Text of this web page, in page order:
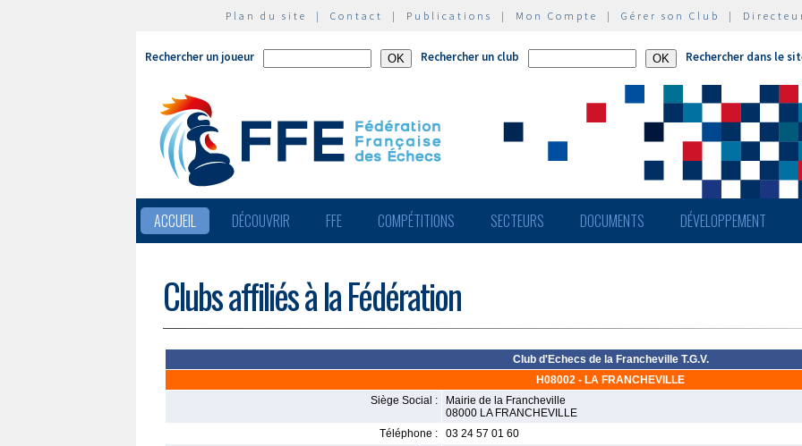
Plan du site | Contact | Publications | Mon Compte | Gérer son Club |
Rechercher un joueur Rechercher un club Rechercher dans le
ACCUEIL DÉCOUVRIR FFE COMPÉTITIONS SECTEURS DOCUMENTS DÉVELOPPEMENT
Clubs affiliés à la Fédération
Club d'Echecs de la Francheville T.G.V.
H08002 - LA FRANCHEVILLE
Siège Social :
Mairie de la Francheville
08000 LA FRANCHEVILLE
Téléphone :
03 24 57 01 60